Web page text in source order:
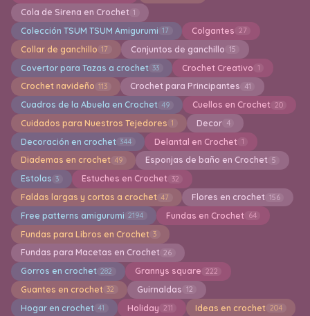
Cola de Sirena en Crochet 1
Colección TSUM TSUM Amigurumi 17 Colgantes 27
Collar de ganchillo 17 Conjuntos de ganchillo 15
Covertor para Tazas a crochet 33 Crochet Creativo 1
Crochet navideño 113 Crochet para Principantes 41
Cuadros de la Abuela en Crochet 49 Cuellos en Crochet 20
Cuidados para Nuestros Tejedores 1 Decor 4
Decoración en crochet 344 Delantal en Crochet 1
Diademas en crochet 49 Esponjas de baño en Crochet 5
Estolas 3 Estuches en Crochet 32
Faldas largas y cortas a crochet 47 Flores en crochet 156
Free patterns amigurumi 2194 Fundas en Crochet 64
Fundas para Libros en Crochet 3
Fundas para Macetas en Crochet 26
Gorros en crochet 282 Grannys square 222
Guantes en crochet 32 Guirnaldas 12
Hogar en crochet 41 Holiday 211 Ideas en crochet 204